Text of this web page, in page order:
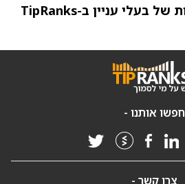
ראו את המניות החמות של בעלי עניין ב-TipRanks
חפשו אותנו -
צרו קשר -